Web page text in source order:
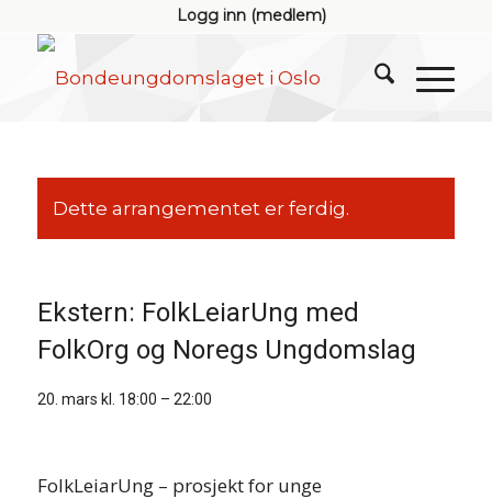
Logg inn (medlem)
Dette arrangementet er ferdig.
Ekstern: FolkLeiarUng med
FolkOrg og Noregs Ungdomslag
20. mars kl. 18:00 – 22:00
FolkLeiarUng – prosjekt for unge